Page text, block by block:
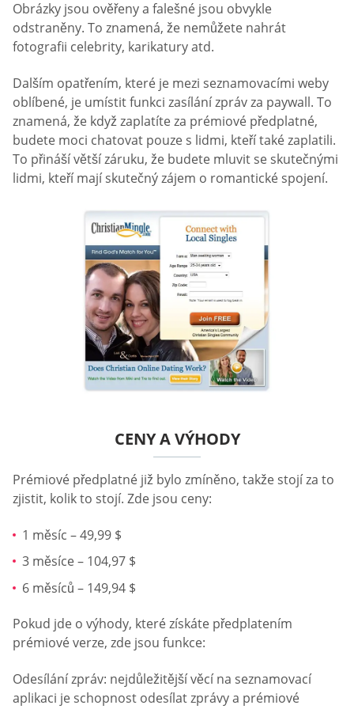
Obrázky jsou ověřeny a falešné jsou obvykle
odstraněny. To znamená, že nemůžete nahrát
fotografii celebrity, karikatury atd.
Dalším opatřením, které je mezi seznamovacími weby
oblíbené, je umístit funkci zasílání zpráv za paywall. To
znamená, že když zaplatíte za prémiové předplatné,
budete moci chatovat pouze s lidmi, kteří také zaplatili.
To přináší větší záruku, že budete mluvit se skutečnými
lidmi, kteří mají skutečný zájem o romantické spojení.
CENY A VÝHODY
Prémiové předplatné již bylo zmíněno, takže stojí za to
zjistit, kolik to stojí. Zde jsou ceny:
1 měsíc – 49,99 $
3 měsíce – 104,97 $
6 měsíců – 149,94 $
Pokud jde o výhody, které získáte předplatením
prémiové verze, zde jsou funkce:
Odesílání zpráv: nejdůležitější věcí na seznamovací
aplikaci je schopnost odesílat zprávy a prémiové